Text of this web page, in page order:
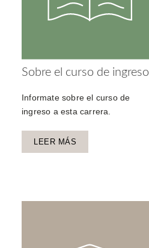
Sobre el curso de ingreso
Informate sobre el curso de
ingreso a esta carrera.
LEER MÁS